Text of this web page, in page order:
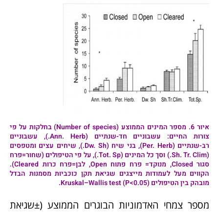
איור 6
.
מספר המינים הממוצע (Number of species) בחלקות על פי
צורות החיים: עשבוניים חד-שנתיים (Ann. Herb.), עשבוניים
רב-שנתיים (Per. Herb), בני שיח (Dw. Sh.), שיחים עצים ומטפסים
(Sh. Tr. Clim.) וסך כל המינים (Tot. Sp.), על פי הטיפולים (שחור=פרח
סגור Closed, מנוקד= פרח פתוח Open, לבן=פרח כרות Cleared).
הקווים מעל לעמודות מייצגים שגיאת תקן כוכביות מסמנות הבדל
מובהק בין הטיפולים Kruskal–Wallis test (P<0.05).
מספר צמחי האדמוניות הבוגרים הממוצע (±שגיאת